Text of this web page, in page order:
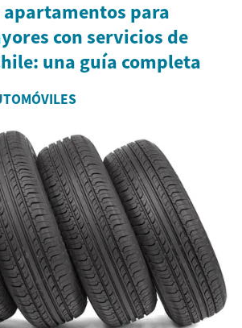
apartamentos para
con servicios de
una guía completa